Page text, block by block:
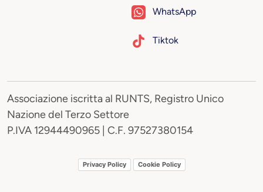
WhatsApp
Tiktok
Associazione iscritta al RUNTS, Registro Unico
Nazione del Terzo Settore
P.IVA 12944490965 | C.F. 97527380154
Privacy Policy Cookie Policy